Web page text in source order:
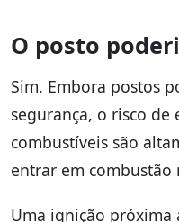
O posto
Sim. Embora postos
segurança, o risco de
combustíveis são
entrar em combustão
Uma ignição próxima